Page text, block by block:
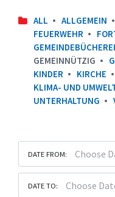
ALL ALLGEMEIN
FEUERWEHR
GEMEINDEBÜCHEREI
GEMEINNÜTZIG
KINDER
KIRCHE
KLIMA- UND
UNTERHALTUNG
DATE FROM:
DATE TO: